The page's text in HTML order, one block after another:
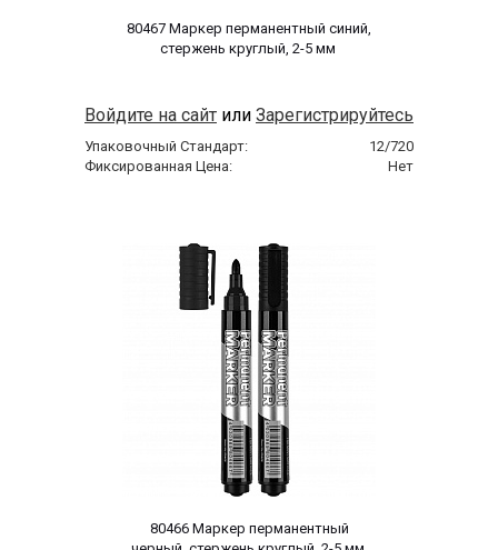
80467 Маркер перманентный синий,
Войдите на сайт или Зарегистрируйтесь
Упаковочный Стандарт:
12/720
Фиксированная Цена:
Нет
80466 Маркер перманентный